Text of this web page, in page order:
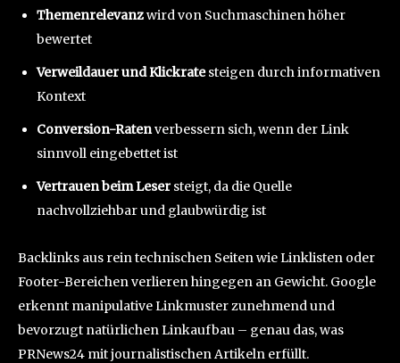
Themenrelevanzwird von Suchmaschinen höher
bewertet
Verweildauer und Klickratesteigen durch informativen
Kontext
Conversion-Ratenverbessern sich, wenn der Link
sinnvoll eingebettet ist
Vertrauen beim Leser steigt, da die Quelle
nachvollziehbar und glaubwürdig ist
Backlinks aus rein technischen Seiten wie Linklisten oder
Footer-Bereichen verlieren hingegen an Gewicht. Google
erkennt manipulative Linkmuster zunehmend und
bevorzugt natürlichen Linkaufbau – genau das, was
PRNews24 mit journalistischen Artikeln erfüllt.